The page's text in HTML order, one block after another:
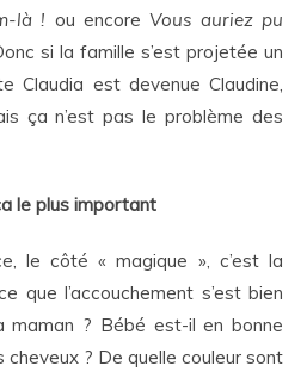
là ! ou encore Vous auriez pu
si la famille s’est projetée un
Claudia est devenue Claudine,
ça n’est pas le problème des
le plus important
le côté « magique », c’est la
que l’accouchement s’est bien
maman ? Bébé est-il en bonne
cheveux ? De quelle couleur sont